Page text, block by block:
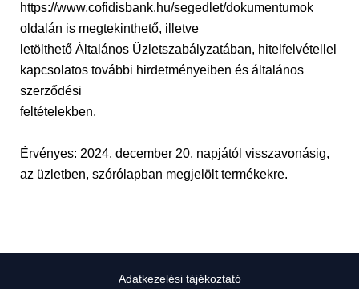
https://www.cofidisbank.hu/segedlet/dokumentumok
oldalán is megtekinthető, illetve
letölthető Általános Üzletszabályzatában, hitelfelvétellel
kapcsolatos további hirdetményeiben és általános
szerződési
feltételekben.
Érvényes: 2024. december 20. napjától visszavonásig,
az üzletben, szórólapban megjelölt termékekre.
Adatkezelési tájékoztató